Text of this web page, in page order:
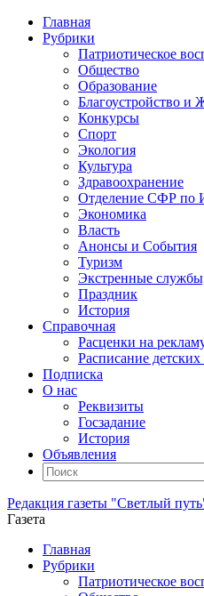
Главная
Рубрики
Патриотическое
Общество
Образование
Благоустройство и
Конкурсы
Спорт
Экология
Культура
Здравоохранение
Отделение СФР по
Экономика
Власть
Анонсы и События
Туризм
Экстренные
Праздник
История
Справочная
Расценки на
Расписание детских
Подписка
О нас
Реквизиты
Госзадание
История
Объявления
Поиск
Искать:
Редакция газеты "Светлый
Газета
Промотать
содержимому
Главная
Рубрики
Патриотическое